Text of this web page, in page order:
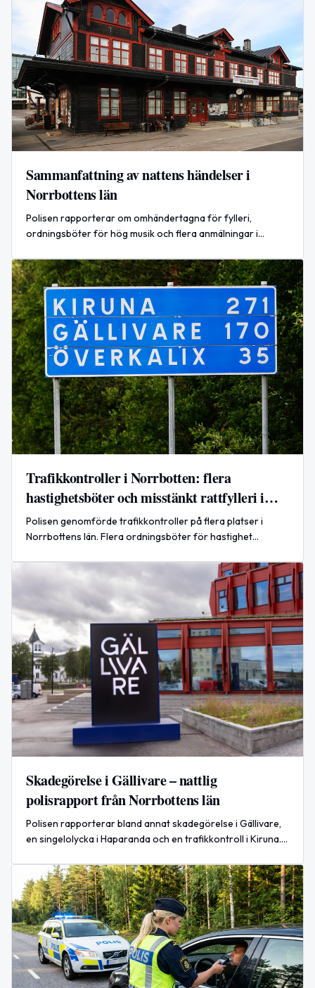
Sammanfattning av nattens händelser i
Norrbottens län
Polisen rapporterar om omhändertagna för fylleri,
ordningsböter för hög musik och flera anmälningar i
Trafikkontroller i Norrbotten: flera
hastighetsböter och misstänkt rattfylleri i
Kiruna
Polisen genomförde trafikkontroller på flera platser i
Norrbottens län. Flera ordningsböter för hastighet
Skadegörelse i Gällivare – nattlig
polisrapport från Norrbottens län
Polisen rapporterar bland annat skadegörelse i Gällivare,
en singelolycka i Haparanda och en trafikkontroll i Kiruna.